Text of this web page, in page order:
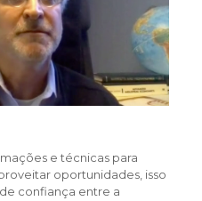
e técnicas para
oportunidades, isso
confiança entre a